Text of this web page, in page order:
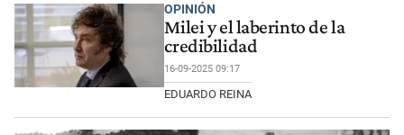
OPINIÓN
Milei y el laberinto de la
credibilidad
16-09-2025 09:17
EDUARDO REINA